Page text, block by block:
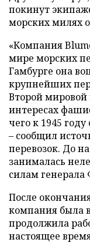
покинут
морских милях
«Компания
мире морских
Гамбурге она
крупнейших
Второй
интересах
чего к 1945
– сообщил
перевозок. До
занималась
силам
После
компания была
продолжила
настоящее